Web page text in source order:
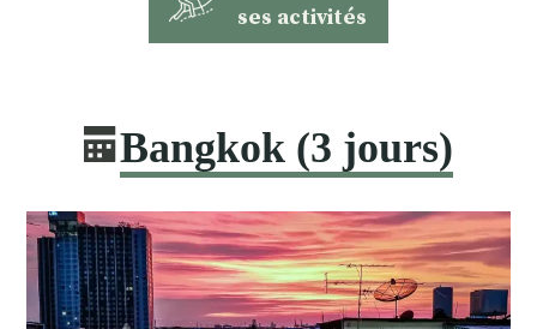
ses activités
Bangkok (3 jours)